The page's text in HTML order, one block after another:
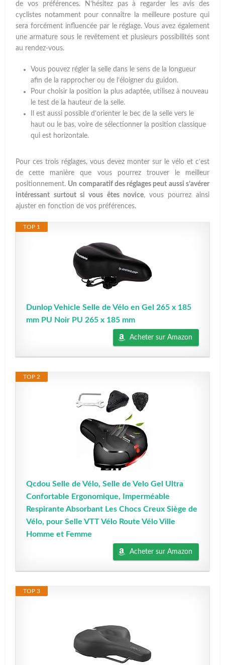
de vos préférences. N’hésitez pas à regarder les avis des
cyclistes notamment pour connaître la meilleure posture qui
sera forcément influencée par le réglage. Vous avez également
une armature sous le revêtement et plusieurs possibilités sont
au rendez-vous.
Vous pouvez régler la selle dans le sens de la longueur
afin de la rapprocher ou de l’éloigner du guidon.
Pour choisir la position la plus adaptée, utilisez à nouveau
le test de la hauteur de la selle.
Il est aussi possible d’orienter le bec de la selle vers le
haut ou le bas, voire de sélectionner la position classique
qui est horizontale.
Pour ces trois réglages, vous devez monter sur le vélo et c’est
de cette manière que vous pourrez trouver le meilleur
positionnement. Un comparatif des réglages peut aussi s’avérer
intéressant surtout si vous êtes novice, vous pourrez ainsi
ajuster en fonction de vos préférences.
TOP 1
Dunlop Vehicle Selle de Vélo en Gel 265 x 185
mm PU Noir PU 265 x 185 mm
Acheter sur Amazon
TOP 2
Qcdou Selle de Vélo, Selle de Velo Gel Ultra
Confortable Ergonomique, Imperméable
Respirante Absorbant Les Chocs Creux Siège de
Vélo, pour Selle VTT Vélo Route Vélo Ville
Homme et Femme
Acheter sur Amazon
TOP 3